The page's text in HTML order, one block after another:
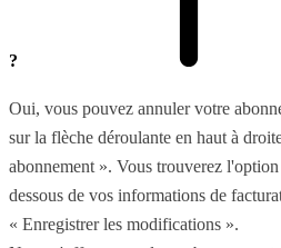
?
Oui, vous pouvez annuler votre
sur la flèche déroulante en haut à
abonnement ». Vous trouverez
dessous de vos informations de
« Enregistrer les modifications ».